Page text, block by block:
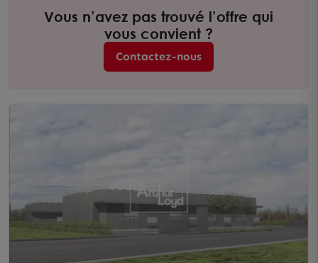
Vous n’avez pas trouvé l’offre qui
vous convient ?
Contactez-nous